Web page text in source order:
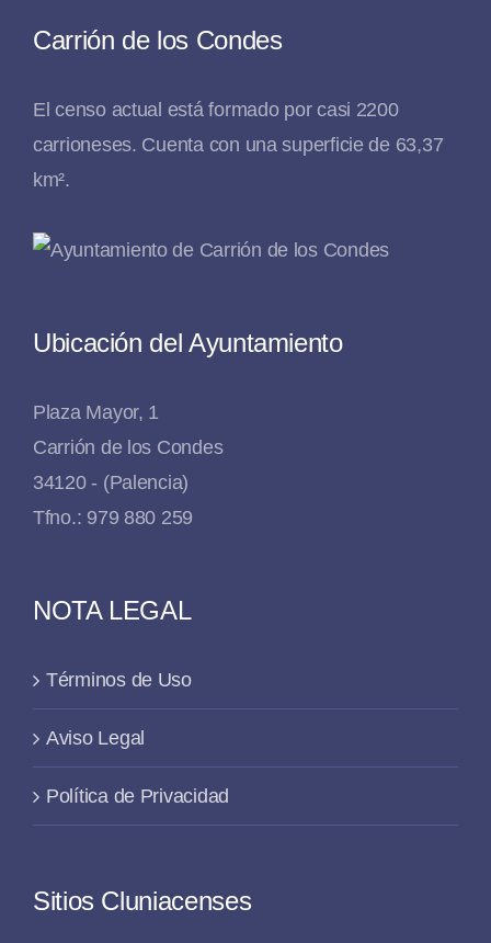
Carrión de los Condes
El censo actual está formado por casi 2200
carrioneses. Cuenta con una superficie de 63,37
km².
Ubicación del Ayuntamiento
Plaza Mayor, 1
Carrión de los Condes
34120 - (Palencia)
Tfno.: 979 880 259
NOTA LEGAL
Términos de Uso
Aviso Legal
Política de Privacidad
Sitios Cluniacenses